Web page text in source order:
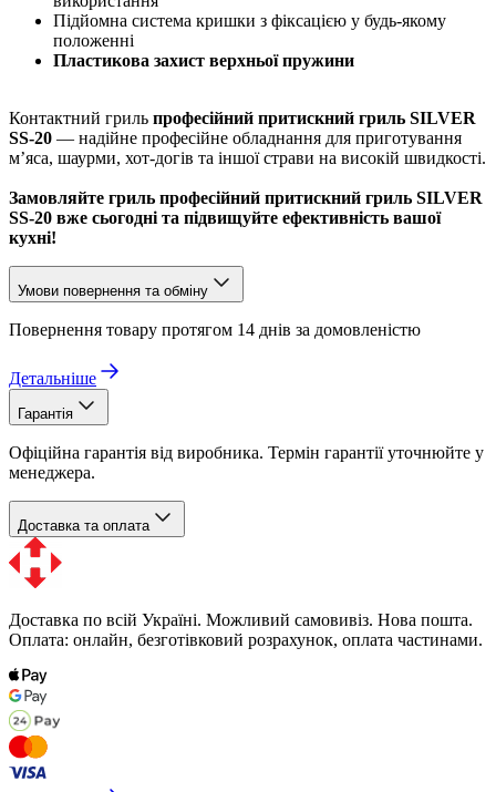
Підйомна система кришки з фіксацією у будь-якому
положенні
Пластикова захист верхньої пружини
Контактний гриль професійний притискний гриль SILVER
SS-20 — надійне професійне обладнання для приготування
м’яса, шаурми, хот-догів та іншої страви на високій швидкості.
Замовляйте гриль професійний притискний гриль SILVER
SS-20 вже сьогодні та підвищуйте ефективність вашої
кухні!
Умови повернення та обміну
Повернення товару протягом 14 днів за домовленістю
Детальніше
Гарантія
Офіційна гарантія від виробника. Термін гарантії уточнюйте у
менеджера.
Доставка та оплата
Доставка по всій Україні. Можливий самовивіз. Нова пошта.
Оплата: онлайн, безготівковий розрахунок, оплата частинами.